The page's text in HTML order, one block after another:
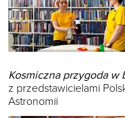
Kosmiczna przygoda w
z przedstawicielami
Astronomii